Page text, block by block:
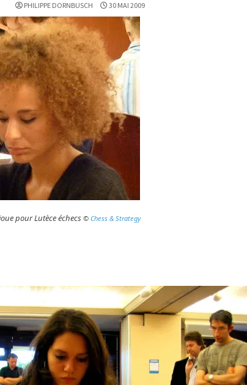
PHILIPPE DORNBUSCH 30 MAI 2009
pour Lutèce échecs © Chess & Strategy